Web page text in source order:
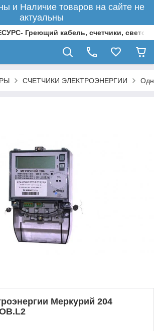
и Наличие товаров на сайте не
актуальны
Греющий кабель, счетчики,
СЧЕТЧИКИ ЭЛЕКТРОЭНЕРГИИ
Меркурий 204